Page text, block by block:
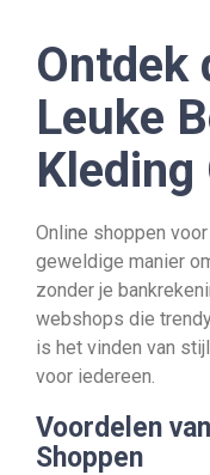
Ontdek
Leuke
Kleding
Online shoppen
geweldige manier
zonder je
webshops die
is het vinden van
voor iedereen.
Voordelen
Shoppen